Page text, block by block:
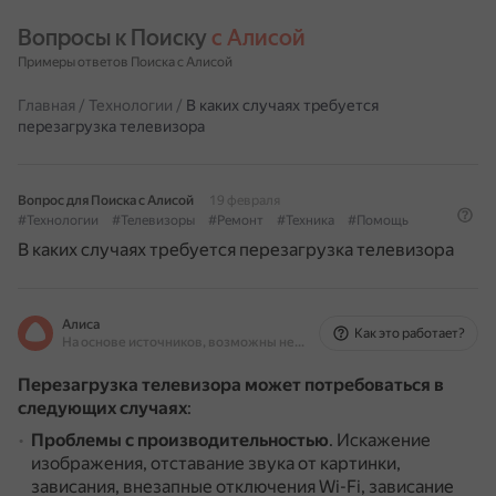
Вопросы к Поиску с Алисой
Примеры ответов Поиска с Алисой
Главная / Технологии / В каких случаях требуется
перезагрузка телевизора
Вопрос для Поиска с Алисой
19 февраля
#Технологии
#Телевизоры #Ремонт #Техника #Помощь
В каких случаях требуется перезагрузка телевизора
Алиса
На основе источников, возможны неточности
Как это работает?
Перезагрузка телевизора может потребоваться в
следующих случаях:
Проблемы с производительностью. Искажение
изображения, отставание звука от картинки,
зависания, внезапные отключения Wi-Fi, зависание